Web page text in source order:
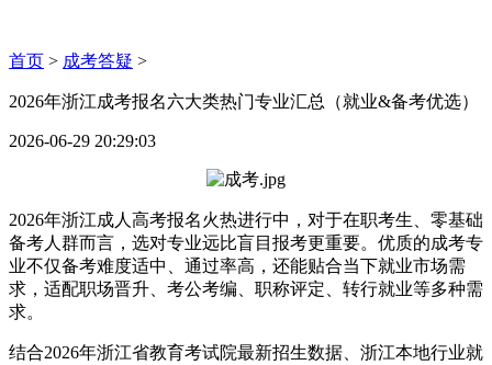
首页 > 成考答疑 >
2026年浙江成考报名六大类热门专业汇总（就业&备考优选）
2026-06-29 20:29:03
2026年浙江成人高考报名火热进行中，对于在职考生、零基础
备考人群而言，选对专业远比盲目报考更重要。优质的成考专
业不仅备考难度适中、通过率高，还能贴合当下就业市场需
求，适配职场晋升、考公考编、职称评定、转行就业等多种需
求。
结合2026年浙江省教育考试院最新招生数据、浙江本地行业就